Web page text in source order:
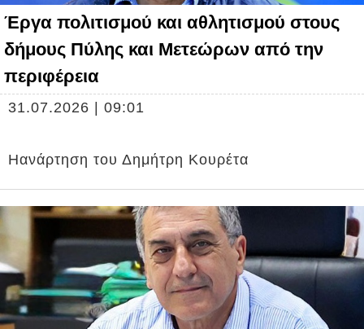
Έργα πολιτισμού και αθλητισμού στους
δήμους Πύλης και Μετεώρων από την
περιφέρεια
31.07.2026 | 09:01
Ηανάρτηση του Δημήτρη Κουρέτα